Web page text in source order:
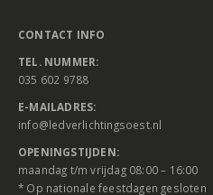
CONTACT INFO
TEL. NUMMER:
035 602 9788
E-MAILADRES:
info@ledverlichtingsoest.nl
OPENINGSTIJDEN:
maandag t/m vrijdag 08:00 – 16:00
* Op nationale feestdagen gesloten